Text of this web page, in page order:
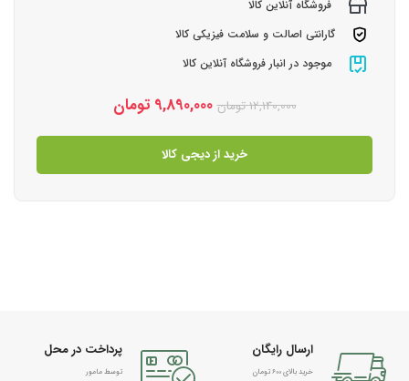
فروشگاه آنلاین کالا
گارانتی اصالت و سلامت فیزیکی کالا
موجود در انبار فروشگاه آنلاین کالا
12,140,000تومان 9,890,000 تومان
خرید از دیجی کالا
ارسال رایگان
خرید بالای 600 تومان
پرداخت در محل
توسط مامور